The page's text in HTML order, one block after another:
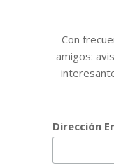
Con
amigos:
Dirección